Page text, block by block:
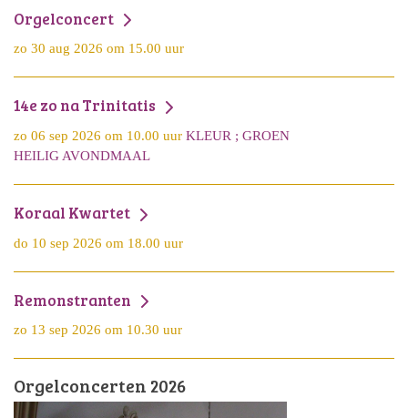
Orgelconcert
zo 30 aug 2026 om 15.00 uur
14e zo na Trinitatis
zo 06 sep 2026 om 10.00 uur KLEUR ; GROEN
HEILIG AVONDMAAL
Koraal Kwartet
do 10 sep 2026 om 18.00 uur
Remonstranten
zo 13 sep 2026 om 10.30 uur
Orgelconcerten 2026